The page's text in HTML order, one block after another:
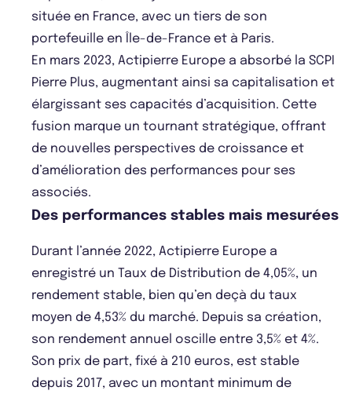
située en France, avec un tiers de son
portefeuille en Île-de-France et à Paris.
En mars 2023, Actipierre Europe a absorbé la SCPI
Pierre Plus, augmentant ainsi sa capitalisation et
élargissant ses capacités d’acquisition. Cette
fusion marque un tournant stratégique, offrant
de nouvelles perspectives de croissance et
d’amélioration des performances pour ses
associés.
Des performances stables mais mesurées
Durant l’année 2022, Actipierre Europe a
enregistré un Taux de Distribution de 4,05%, un
rendement stable, bien qu’en deçà du taux
moyen de 4,53% du marché. Depuis sa création,
son rendement annuel oscille entre 3,5% et 4%.
Son prix de part, fixé à 210 euros, est stable
depuis 2017, avec un montant minimum de